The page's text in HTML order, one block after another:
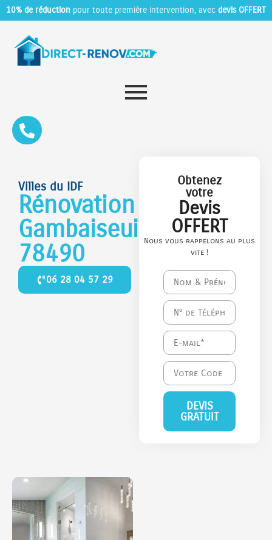
10% de réduction pour toute première intervention, avec devis OFFERT
Villes du IDF
Rénovation
Gambaiseuil
78490
06 28 04 57 29
Obtenez
votre
Devis
OFFERT
Nous vous rappelons au plus
vite !
DEVIS
GRATUIT